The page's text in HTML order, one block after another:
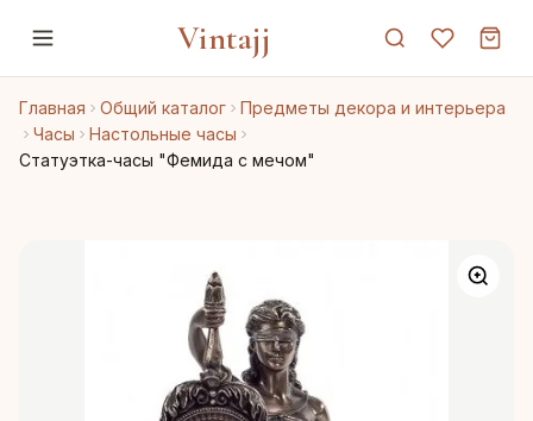
Vintajj
Главная Общий каталог
Предметы декора и интерьера
Часы
Настольные часы
Статуэтка-часы "Фемида с мечом"